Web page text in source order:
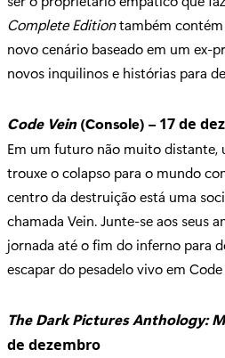
Complete Editiontambém contém
novo cenário baseado em um ex-
novos inquilinos e histórias para
Code Vein(Console) –17 de
Em um futuro não muito distante,
trouxe o colapso para o mundo
centro da destruição está uma
chamada Vein. Junte-se aos seus
jornada até o fim do inferno para
escapar do pesadelo vivo em Code
The Dark Pictures Anthology:
de dezembro